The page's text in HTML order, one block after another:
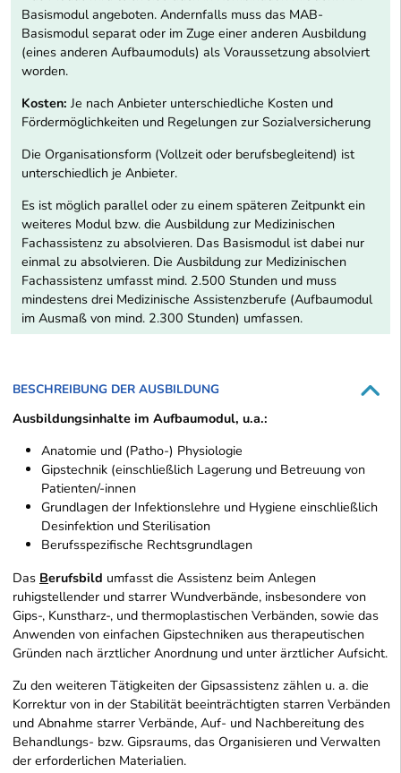
Basismodul angeboten. Andernfalls muss das MAB-
Basismodul separat oder im Zuge einer anderen Ausbildung
(eines anderen Aufbaumoduls) als Voraussetzung absolviert
worden.
Kosten: Je nach Anbieter unterschiedliche Kosten und
Fördermöglichkeiten und Regelungen zur Sozialversicherung
Die Organisationsform (Vollzeit oder berufsbegleitend) ist
unterschiedlich je Anbieter.
Es ist möglich parallel oder zu einem späteren Zeitpunkt ein
weiteres Modul bzw. die Ausbildung zur Medizinischen
Fachassistenz zu absolvieren. Das Basismodul ist dabei nur
einmal zu absolvieren. Die Ausbildung zur Medizinischen
Fachassistenz umfasst mind. 2.500 Stunden und muss
mindestens drei Medizinische Assistenzberufe (Aufbaumodul
im Ausmaß von mind. 2.300 Stunden) umfassen.
BESCHREIBUNG DER AUSBILDUNG
Ausbildungsinhalte im Aufbaumodul, u.a.:
Anatomie und (Patho-) Physiologie
Gipstechnik (einschließlich Lagerung und Betreuung von
Patienten/-innen
Grundlagen der Infektionslehre und Hygiene einschließlich
Desinfektion und Sterilisation
Berufsspezifische Rechtsgrundlagen
Das Berufsbild umfasst die Assistenz beim Anlegen
ruhigstellender und starrer Wundverbände, insbesondere von
Gips-, Kunstharz-, und thermoplastischen Verbänden, sowie das
Anwenden von einfachen Gipstechniken aus therapeutischen
Gründen nach ärztlicher Anordnung und unter ärztlicher Aufsicht.
Zu den weiteren Tätigkeiten der Gipsassistenz zählen u. a. die
Korrektur von in der Stabilität beeinträchtigten starren Verbänden
und Abnahme starrer Verbände, Auf- und Nachbereitung des
Behandlungs- bzw. Gipsraums, das Organisieren und Verwalten
der erforderlichen Materialien.